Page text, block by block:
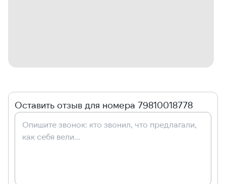
Оставить отзыв для номера 79810018778